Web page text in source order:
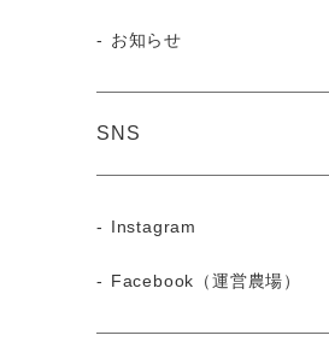
お知らせ
SNS
Instagram
Facebook（運営農場）